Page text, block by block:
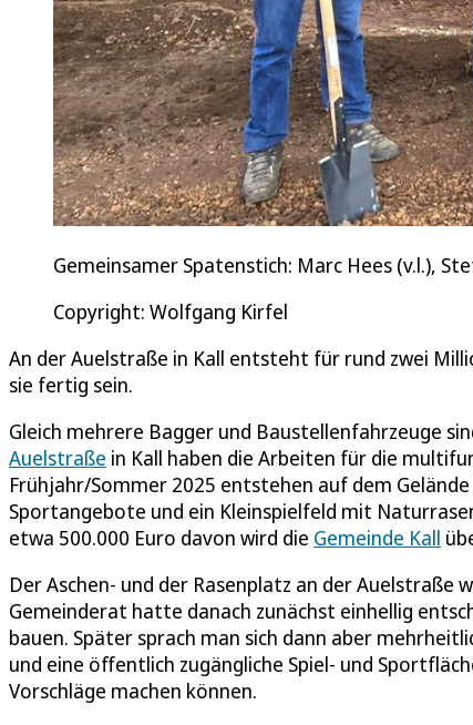
Gemeinsamer Spatenstich: Marc Hees (v.l.),
Copyright: Wolfgang Kirfel
An der Auelstraße in Kall entsteht für rund zwei
sie fertig sein.
Gleich mehrere Bagger und Baustellenfahrzeuge
Auelstraße in Kall haben die Arbeiten für die
Frühjahr/Sommer 2025 entstehen auf dem
Sportangebote und ein Kleinspielfeld mit
etwa 500.000 Euro davon wird die Gemeinde Kall
Der Aschen- und der Rasenplatz an der Auelstraße
Gemeinderat hatte danach zunächst einhellig
bauen. Später sprach man sich dann aber
und eine öffentlich zugängliche Spiel- und
Vorschläge machen können.